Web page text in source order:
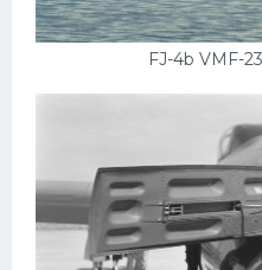
FJ-4b VMF-